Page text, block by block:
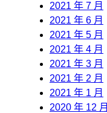
2021 年 7 月
2021 年 6 月
2021 年 5 月
2021 年 4 月
2021 年 3 月
2021 年 2 月
2021 年 1 月
2020 年 12 月